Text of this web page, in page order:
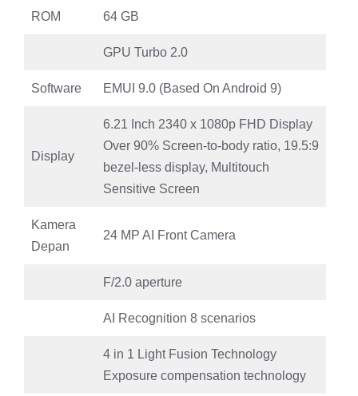
ROM 64 GB
GPU Turbo 2.0
Software EMUI 9.0 (Based On Android 9)
Display
6.21 Inch 2340 x 1080p FHD Display
Over 90% Screen-to-body ratio, 19.5:9
bezel-less display, Multitouch
Sensitive Screen
Kamera
Depan
24 MP AI Front Camera
F/2.0 aperture
AI Recognition 8 scenarios
4 in 1 Light Fusion Technology
Exposure compensation technology